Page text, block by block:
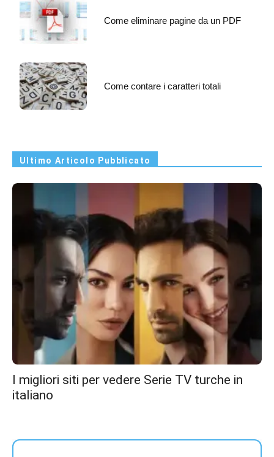
Come eliminare pagine da un PDF
Come contare i caratteri totali
Ultimo Articolo Pubblicato
I migliori siti per vedere Serie TV turche in
italiano